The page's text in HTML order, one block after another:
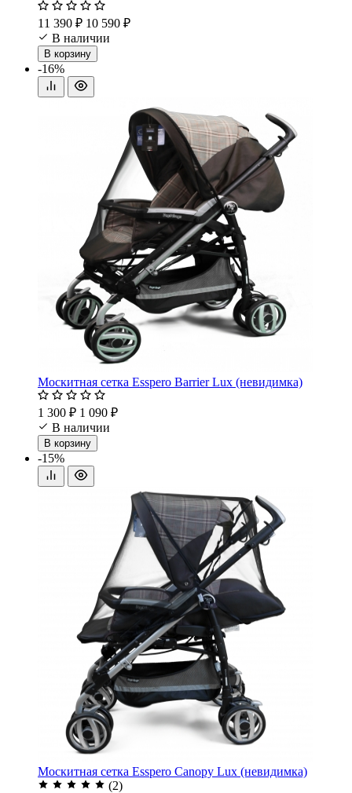
11 390 ₽ 10 590 ₽
В наличии
В корзину
-16%
Москитная сетка Esspero Barrier Lux (невидимка)
1 300 ₽ 1 090 ₽
В наличии
В корзину
-15%
Москитная сетка Esspero Canopy Lux (невидимка)
(2)